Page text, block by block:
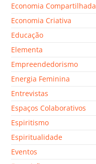
Economia Compartilhada
Economia Criativa
Educação
Elementa
Empreendedorismo
Energia Feminina
Entrevistas
Espaços Colaborativos
Espiritismo
Espiritualidade
Eventos